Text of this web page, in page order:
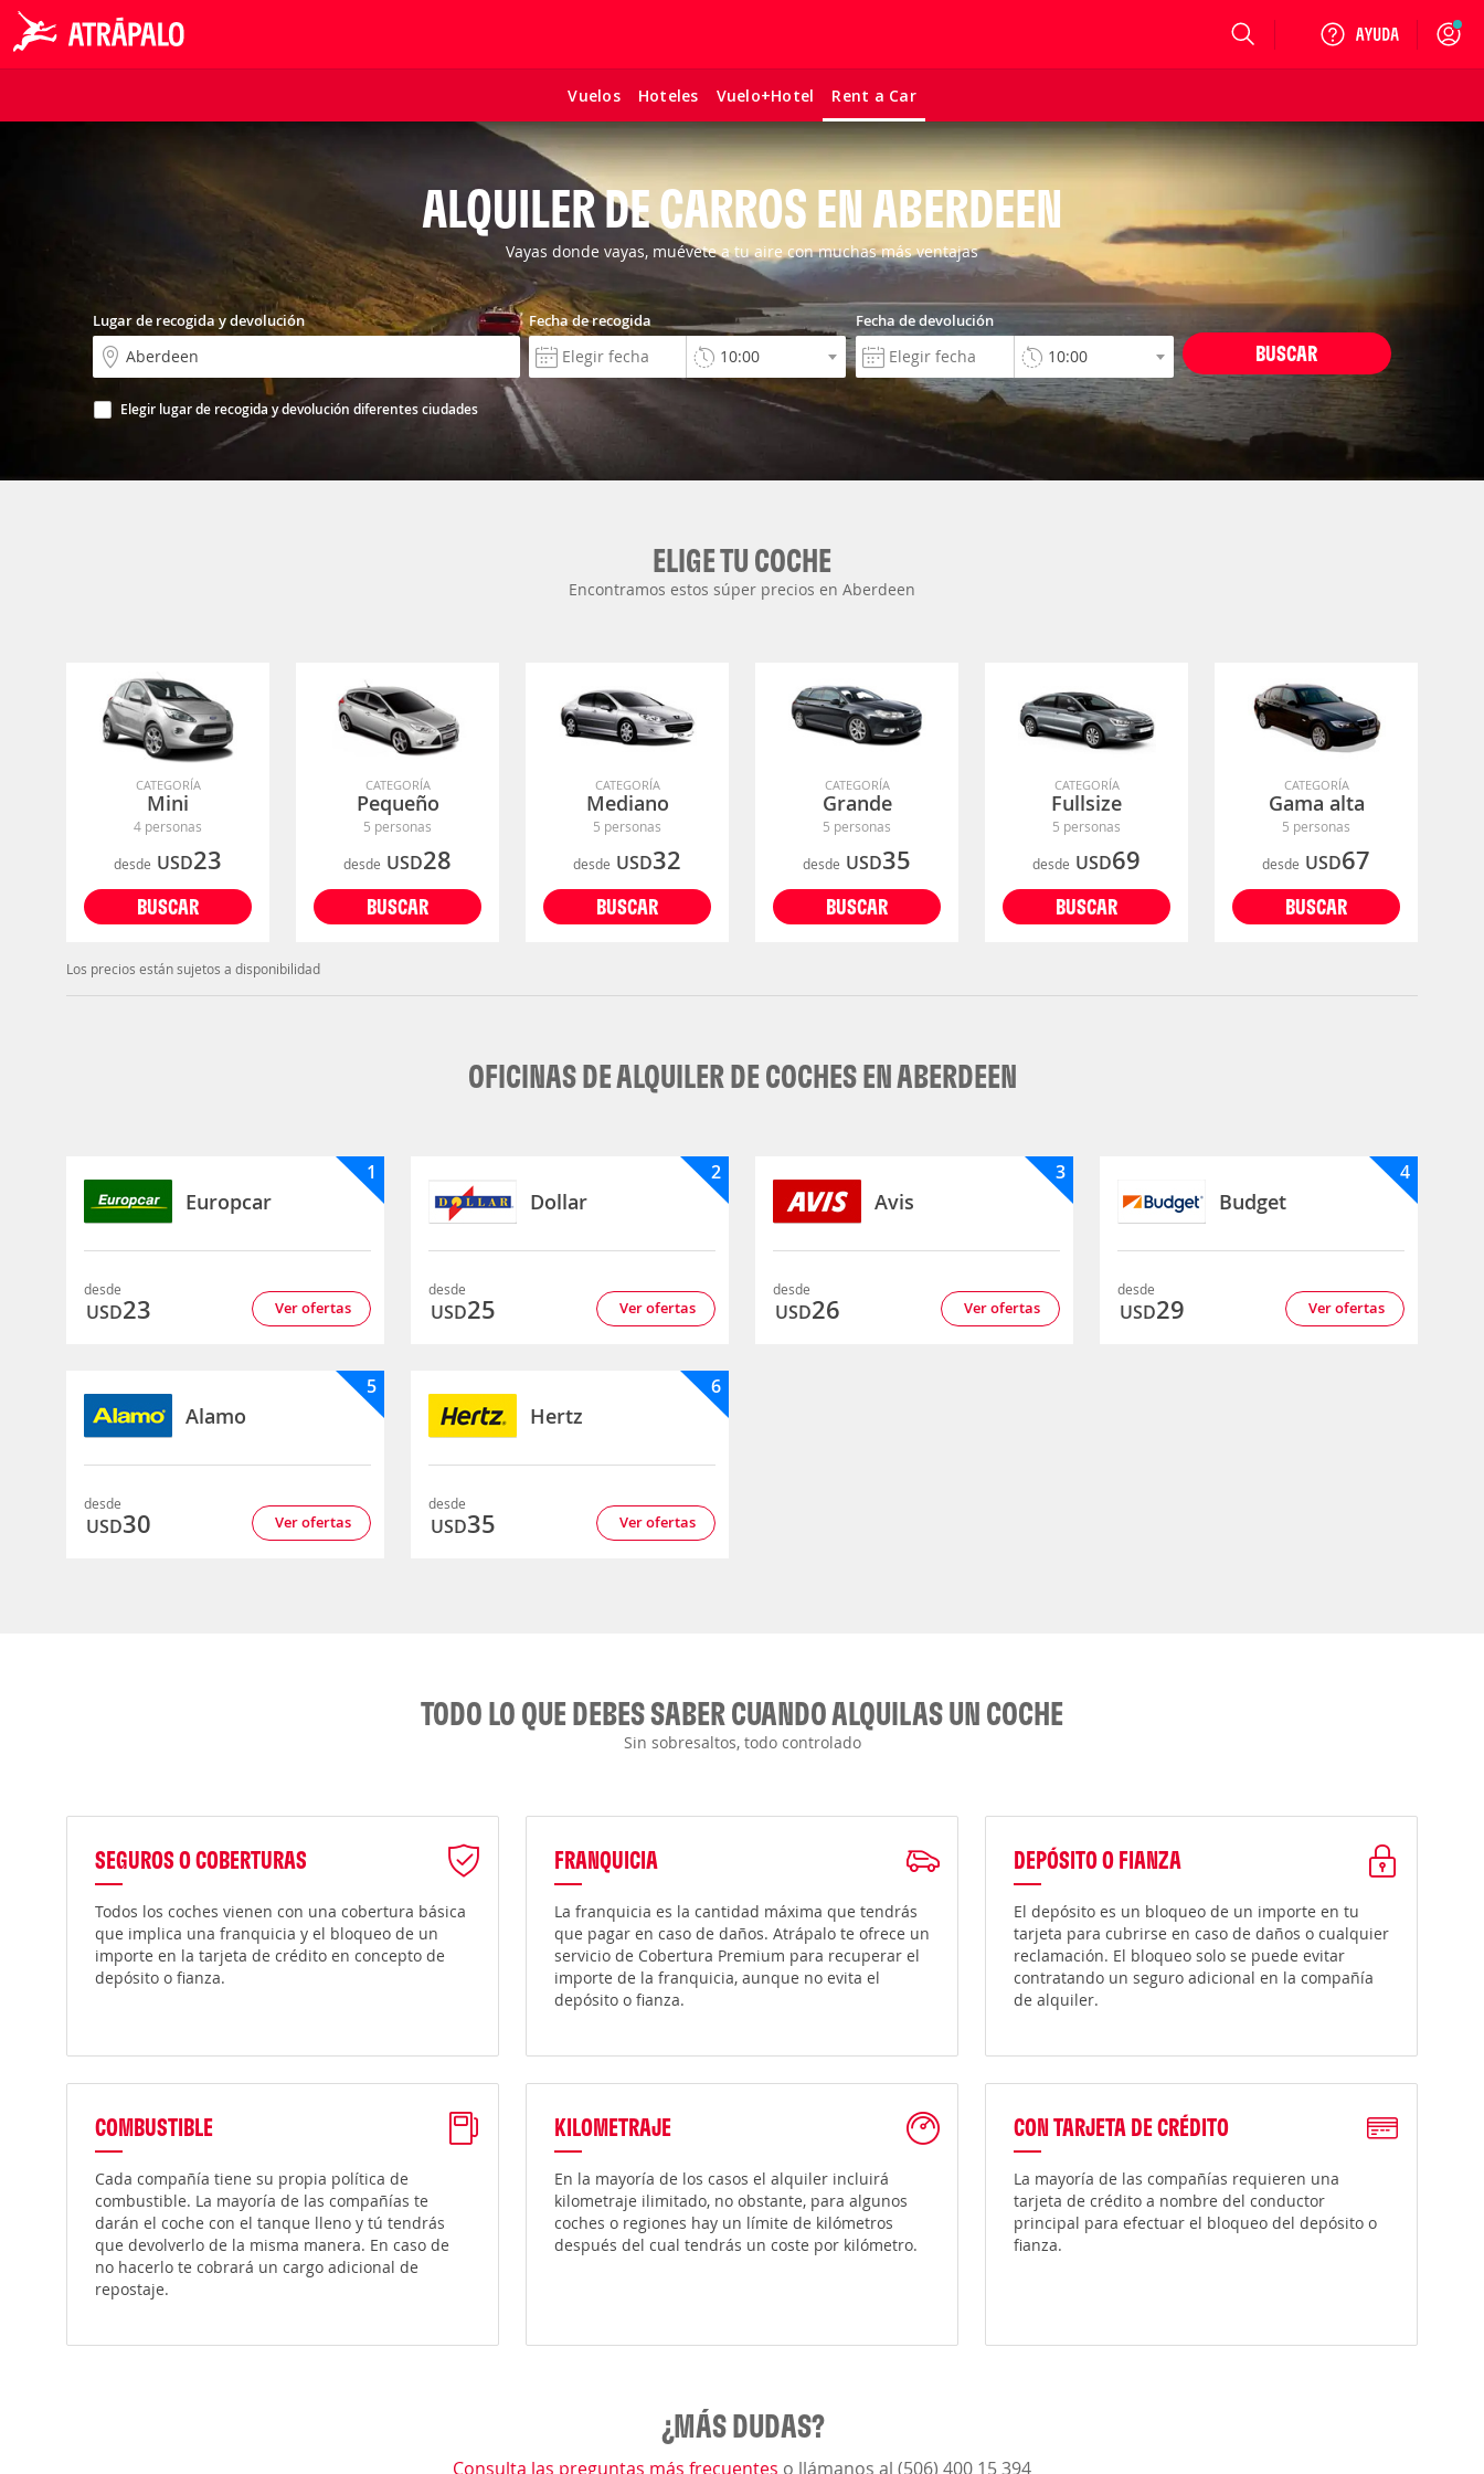
Vuelos Hoteles Vuelo+Hotel Rent a Car
Login
ALQUILER DE CARROS EN ABERDEEN
Vayas donde vayas, muévete a tu aire con muchas más ventajas
Lugar de recogida y devolución
Elegir lugar de recogida y devolución diferentes ciudades
Fecha de recogida Fecha de devolución
BUSCAR
ELIGE TU COCHE
Encontramos estos súper precios en Aberdeen
CATEGORÍA
Mini
4 personas
desde USD23
BUSCAR
CATEGORÍA
Pequeño
5 personas
desde USD28
BUSCAR
CATEGORÍA
Mediano
5 personas
desde USD32
BUSCAR
CATEGORÍA
Grande
5 personas
desde USD35
BUSCAR
CATEGORÍA
Fullsize
5 personas
desde USD69
BUSCAR
CATEGORÍA
Gama alta
5 personas
desde USD67
BUSCAR
Los precios están sujetos a disponibilidad
OFICINAS DE ALQUILER DE COCHES EN ABERDEEN
Europcar
1
desde
USD23 Ver ofertas
Dollar
2
desde
USD25 Ver ofertas
Avis
3
desde
USD26 Ver ofertas
Budget
4
desde
USD29 Ver ofertas
Alamo
5
desde
USD30 Ver ofertas
Hertz
6
desde
USD35 Ver ofertas
TODO LO QUE DEBES SABER CUANDO ALQUILAS UN COCHE
Sin sobresaltos, todo controlado
SEGUROS O COBERTURAS
Todos los coches vienen con una cobertura básica
que implica una franquicia y el bloqueo de un
importe en la tarjeta de crédito en concepto de
depósito o fianza.
FRANQUICIA
La franquicia es la cantidad máxima que tendrás
que pagar en caso de daños. Atrápalo te ofrece un
servicio de Cobertura Premium para recuperar el
importe de la franquicia, aunque no evita el
depósito o fianza.
DEPÓSITO O FIANZA
El depósito es un bloqueo de un importe en tu
tarjeta para cubrirse en caso de daños o cualquier
reclamación. El bloqueo solo se puede evitar
contratando un seguro adicional en la compañía
de alquiler.
COMBUSTIBLE
Cada compañía tiene su propia política de
combustible. La mayoría de las compañías te
darán el coche con el tanque lleno y tú tendrás
que devolverlo de la misma manera. En caso de
no hacerlo te cobrará un cargo adicional de
repostaje.
KILOMETRAJE
En la mayoría de los casos el alquiler incluirá
kilometraje ilimitado, no obstante, para algunos
coches o regiones hay un límite de kilómetros
después del cual tendrás un coste por kilómetro.
CON TARJETA DE CRÉDITO
La mayoría de las compañías requieren una
tarjeta de crédito a nombre del conductor
principal para efectuar el bloqueo del depósito o
fianza.
¿MÁS DUDAS?
Consulta las preguntas más frecuentes o llámanos al (506) 400 15 394